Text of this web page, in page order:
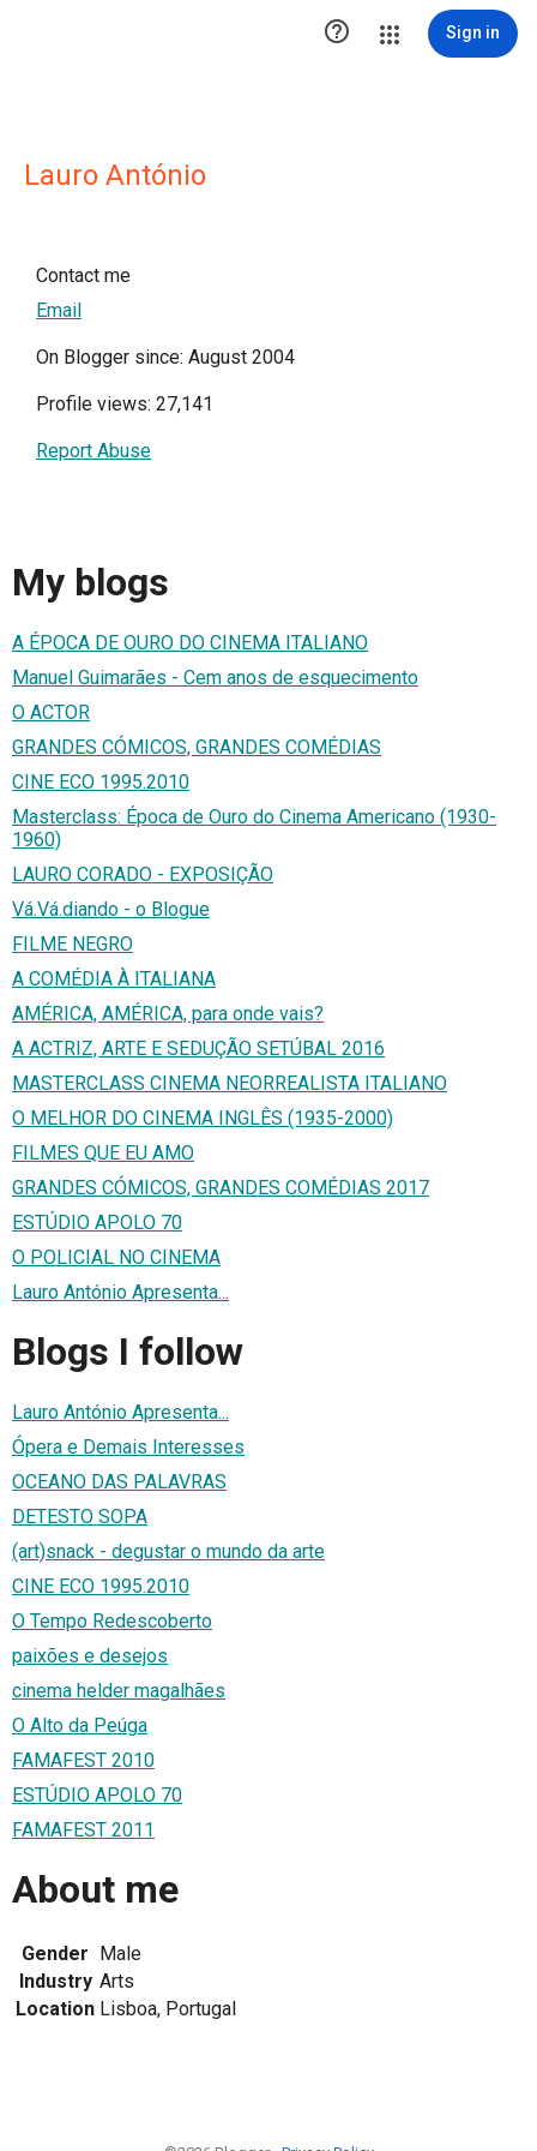
 Sign in
Lauro António
Contact me
Email
On Blogger since: August 2004
Profile views: 27,141
Report Abuse
My blogs
A ÉPOCA DE OURO DO CINEMA ITALIANO
Manuel Guimarães - Cem anos de esquecimento
O ACTOR
GRANDES CÓMICOS, GRANDES COMÉDIAS
CINE ECO 1995.2010
Masterclass: Época de Ouro do Cinema Americano (1930-
1960)
LAURO CORADO - EXPOSIÇÃO
Vá.Vá.diando - o Blogue
FILME NEGRO
A COMÉDIA À ITALIANA
AMÉRICA, AMÉRICA, para onde vais?
A ACTRIZ, ARTE E SEDUÇÃO SETÚBAL 2016
MASTERCLASS CINEMA NEORREALISTA ITALIANO
O MELHOR DO CINEMA INGLÊS (1935-2000)
FILMES QUE EU AMO
GRANDES CÓMICOS, GRANDES COMÉDIAS 2017
ESTÚDIO APOLO 70
O POLICIAL NO CINEMA
Lauro António Apresenta...
Blogs I follow
Lauro António Apresenta...
Ópera e Demais Interesses
OCEANO DAS PALAVRAS
DETESTO SOPA
(art)snack - degustar o mundo da arte
CINE ECO 1995.2010
O Tempo Redescoberto
paixões e desejos
cinema helder magalhães
O Alto da Peúga
FAMAFEST 2010
ESTÚDIO APOLO 70
FAMAFEST 2011
About me
Gender Male
Industry Arts
Location Lisboa, Portugal